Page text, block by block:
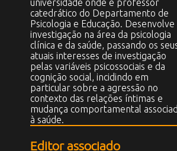
catedrático do Departamento de
Psicologia e Educação. Desenvolve
investigação na área da psicologia
clínica e da saúde, passando os
atuais interesses de investigação
pelas variáveis psicossociais e da
cognição social, incidindo em
particular sobre a agressão no
contexto das relações íntimas e
mudança comportamental
à saúde.
Editor associado